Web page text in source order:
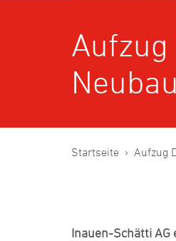
Startseite Aufzug
Inauen-Schätti